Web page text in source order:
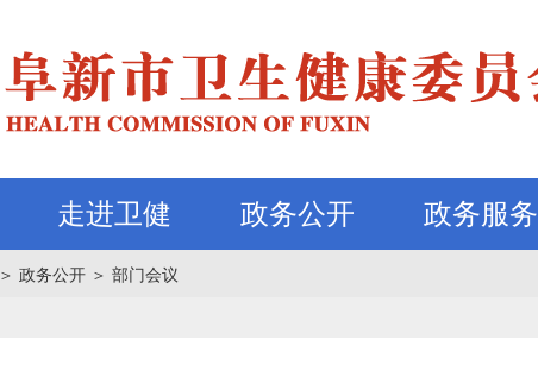
走进卫健 政务公开 政务服务
＞ 政务公开 ＞ 部门会议